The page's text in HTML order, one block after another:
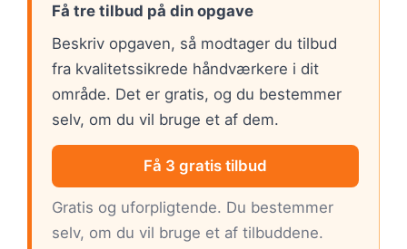
Få tre tilbud på din opgave
Beskriv opgaven, så modtager du tilbud
fra kvalitetssikrede håndværkere i dit
område. Det er gratis, og du bestemmer
selv, om du vil bruge et af dem.
Få 3 gratis tilbud
Gratis og uforpligtende. Du bestemmer
selv, om du vil bruge et af tilbuddene.